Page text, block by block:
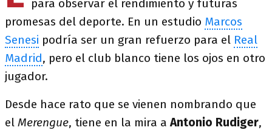
para observar el rendimiento y futuras
promesas del deporte. En un estudio Marcos
Senesi podría ser un gran refuerzo para el Real
Madrid, pero el club blanco tiene los ojos en otro
jugador.
Desde hace rato que se vienen nombrando que
el Merengue, tiene en la mira aAntonio Rudiger,